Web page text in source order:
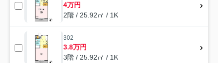
4万円
2階 / 25.92㎡ / 1K
302
3.8万円
3階 / 25.92㎡ / 1K